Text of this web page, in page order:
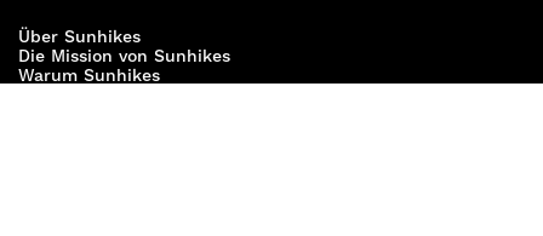
Über Sunhikes
Die Mission von Sunhikes
Warum Sunhikes